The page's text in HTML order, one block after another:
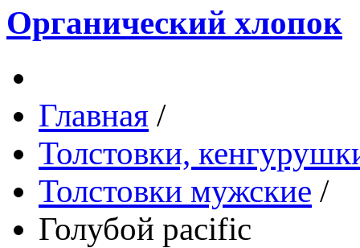
Органический хлопок
Главная /
Толстовки,
Толстовки мужские /
Голубой pacific